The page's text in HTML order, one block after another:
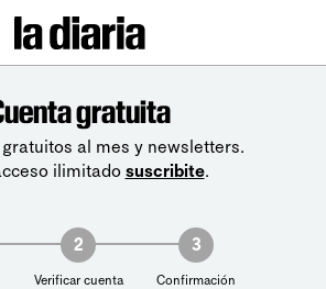
gratuita
al mes y newsletters.
ilimitado suscribite.
2
Verificar cuenta
3
Confirmación